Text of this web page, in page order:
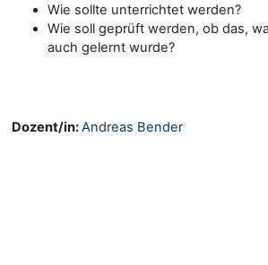
Wie sollte unterrichtet werden?
Wie soll geprüft werden, ob das,
auch gelernt wurde?
Dozent/in:Andreas Bender